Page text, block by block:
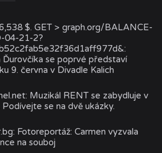
$. GET > graph.org/BALANCE-
04-21-2?
:
Ďurovčíka se poprvé představí
9. června v Divadle Kalich
: Muzikál RENT se zabydluje v
Podívejte se na dvě ukázky.
: Fotoreportáž: Carmen vyzvala
na souboj